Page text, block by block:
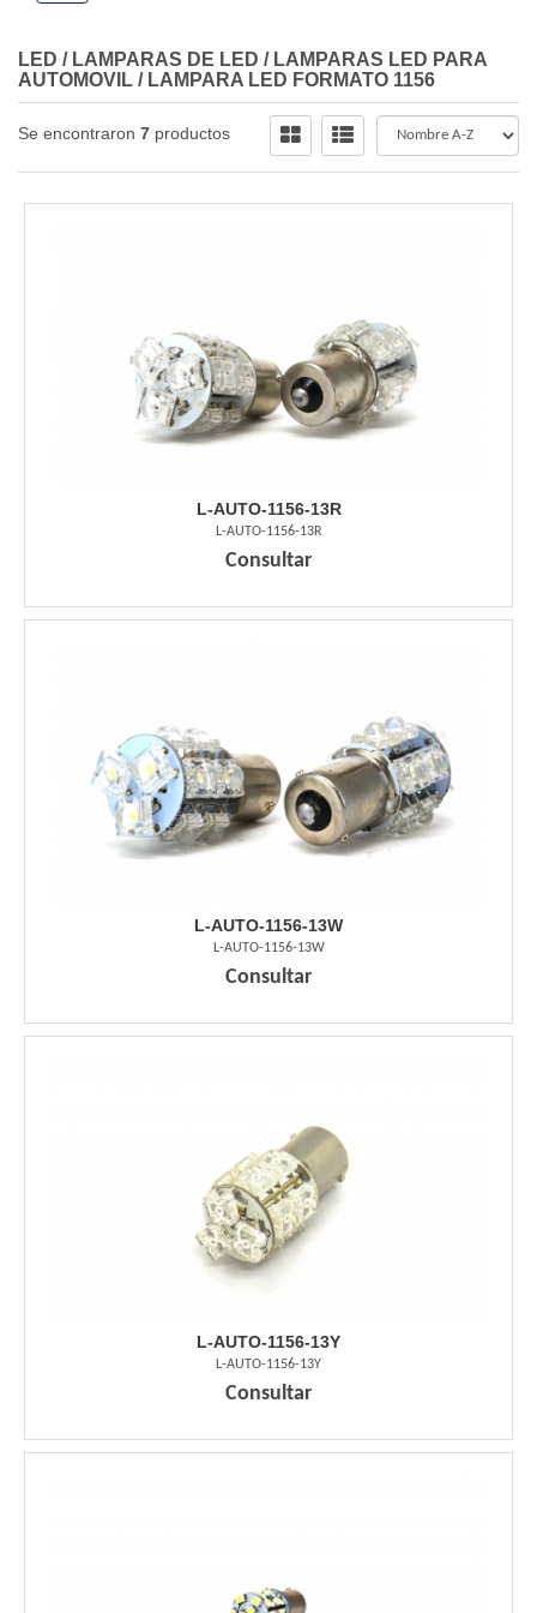
LED / LAMPARAS DE LED / LAMPARAS LED PARA
AUTOMOVIL / LAMPARA LED FORMATO 1156
Se encontraron 7 productos
L-AUTO-1156-13R
L-AUTO-1156-13R
Consultar
L-AUTO-1156-13W
L-AUTO-1156-13W
Consultar
L-AUTO-1156-13Y
L-AUTO-1156-13Y
Consultar